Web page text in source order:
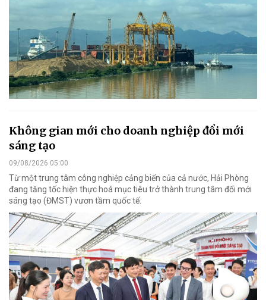
Không gian mới cho doanh nghiệp đổi mới
sáng tạo
09/08/2026 05:00
Từ một trung tâm công nghiệp cảng biển của cả nước, Hải Phòng
đang tăng tốc hiện thực hoá mục tiêu trở thành trung tâm đổi mới
sáng tạo (ĐMST) vươn tầm quốc tế.